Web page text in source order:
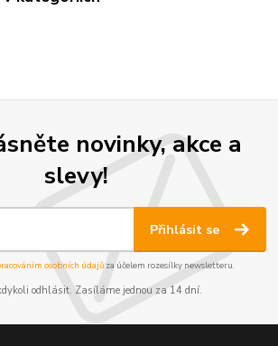
novinky, akce a
slevy!
Přihlásit se
osobních údajůza účelem rozesílky newsletteru.
odhlásit. Zasíláme jednou za 14 dní.